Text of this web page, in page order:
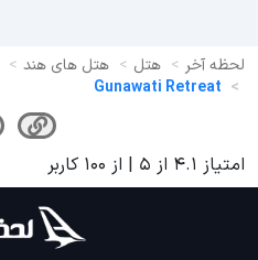
لحظه آخر هتل هتل های هند
Gunawati Retreat
امتیاز 4.1 از 5 | از 100 کاربر